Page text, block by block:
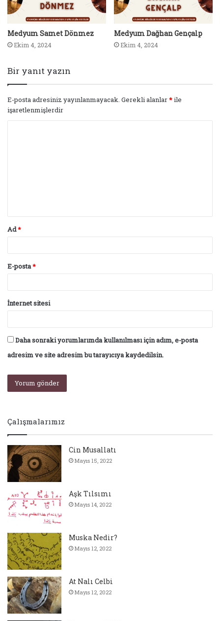
Medyum Samet Dönmez
Ekim 4, 2024
Medyum Dağhan Gençalp
Ekim 4, 2024
Bir yanıt yazın
E-posta adresiniz yayınlanmayacak. Gerekli alanlar*ile
işaretlenmişlerdir
Ad*
E-posta*
İnternet sitesi
Daha sonraki yorumlarımda kullanılması için adım, e-posta
adresim ve site adresim bu tarayıcıya kaydedilsin.
Çalışmalarımız
Cin Musallatı
Mayıs 15, 2022
Aşk Tılsımı
Mayıs 14, 2022
Muska Nedir?
Mayıs 12, 2022
At Nalı Celbi
Mayıs 12, 2022